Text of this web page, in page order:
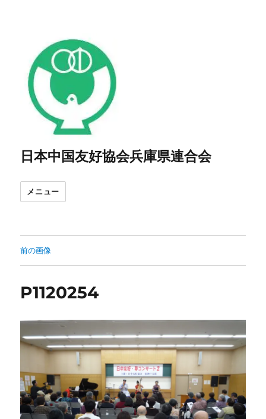
日本中国友好協会兵庫県連合会
メニュー
前の画像
P1120254